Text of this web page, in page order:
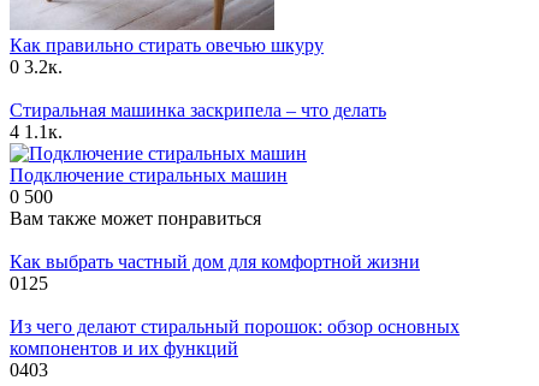
Как правильно стирать овечью шкуру
0 3.2к.
Стиральная машинка заскрипела – что делать
4 1.1к.
Подключение стиральных машин
0 500
Вам также может понравиться
Как выбрать частный дом для комфортной жизни
0125
Из чего делают стиральный порошок: обзор основных
компонентов и их функций
0403